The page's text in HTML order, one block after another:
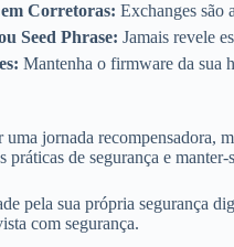
Corretoras: Exchanges são
Seed Phrase: Jamais revele
Mantenha o firmware da sua
jornada recompensadora,
práticas de segurança e
pela sua própria segurança
com segurança.